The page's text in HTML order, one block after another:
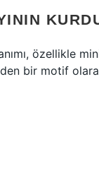
özellikle
bir motif